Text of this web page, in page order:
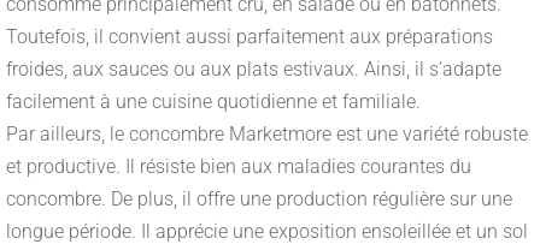
Toutefois, il convient aussi parfaitement aux préparations
froides, aux sauces ou aux plats estivaux. Ainsi, il s’adapte
facilement à une cuisine quotidienne et familiale.
Par ailleurs, le concombre Marketmore est une variété robuste
et productive. Il résiste bien aux maladies courantes du
concombre. De plus, il offre une production régulière sur une
longue période. Il apprécie une exposition ensoleillée et un sol